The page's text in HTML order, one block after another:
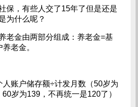
保，有些人交了15年了但是还是
为什么呢？
老金由两部分组成：养老金=基
老金。
人账户储存额÷计发月数（50岁为
岁为139，不再统一是120了）